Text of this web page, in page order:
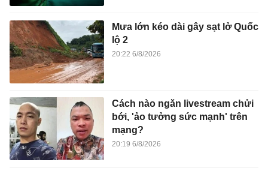
Mưa lớn kéo dài gây sạt lở Quốc
lộ 2
20:22 6/8/2026
Cách nào ngăn livestream chửi
bới, 'ảo tưởng sức mạnh' trên
mạng?
20:19 6/8/2026